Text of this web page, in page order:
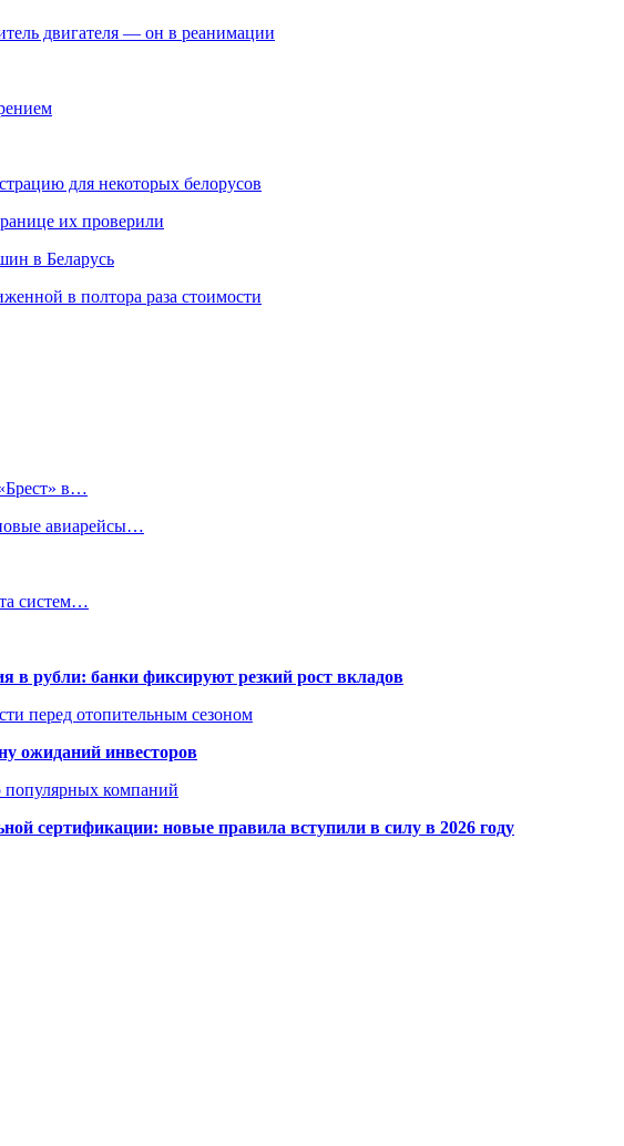
двигателя — он в реанимации
для некоторых белорусов
их проверили
в Беларусь
в полтора раза стоимости
в…
авиарейсы…
систем…
в рубли: банки фиксируют резкий рост вкладов
перед отопительным сезоном
ожиданий инвесторов
популярных компаний
сертификации: новые правила вступили в силу в 2026 году